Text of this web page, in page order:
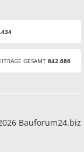
GESAMT 842.686
Bauforum24.biz